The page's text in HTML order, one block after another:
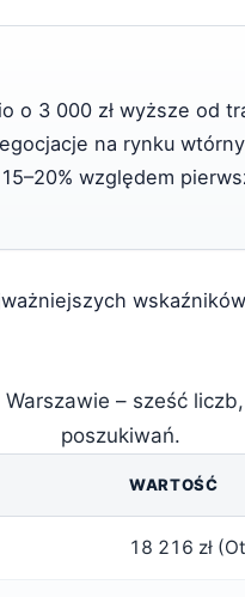
o 3 000 zł wyższe od
na rynku
względem
– sześć
poszukiwań.
WARTOŚĆ
18 216 zł